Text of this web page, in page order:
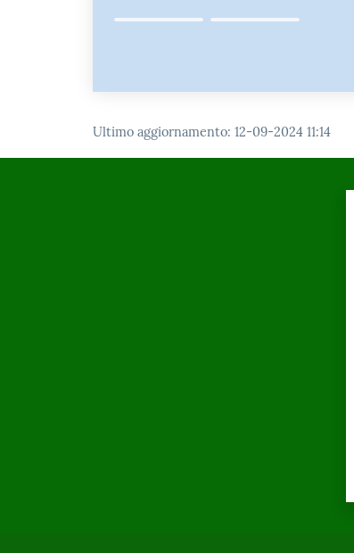
Ultimo aggiornamento: 12-09-2024 11:14